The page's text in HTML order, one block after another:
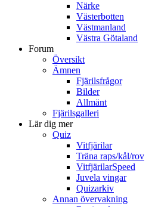
Närke
Västerbotten
Västmanland
Västra Götaland
Forum
Översikt
Ämnen
Fjärilsfrågor
Bilder
Allmänt
Fjärilsgalleri
Lär dig mer
Quiz
Vitfjärilar
Träna raps/kål/rov
VitfjärilarSpeed
Juvela vingar
Quizarkiv
Annan övervakning